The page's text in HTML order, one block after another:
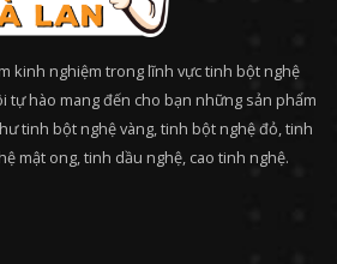
kinh nghiệm trong lĩnh vực tinh bột nghệ
tự hào mang đến cho bạn những sản phẩm
tinh bột nghệ vàng, tinh bột nghệ đỏ, tinh
mật ong, tinh dầu nghệ, cao tinh nghệ.